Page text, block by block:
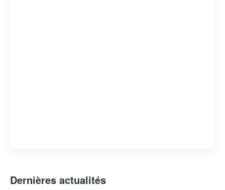
Dernières actualités